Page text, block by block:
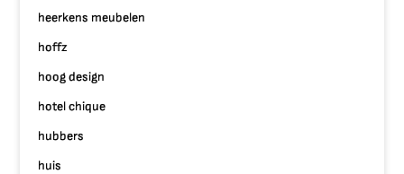
heerkens meubelen
hoffz
hoog design
hotel chique
hubbers
huis